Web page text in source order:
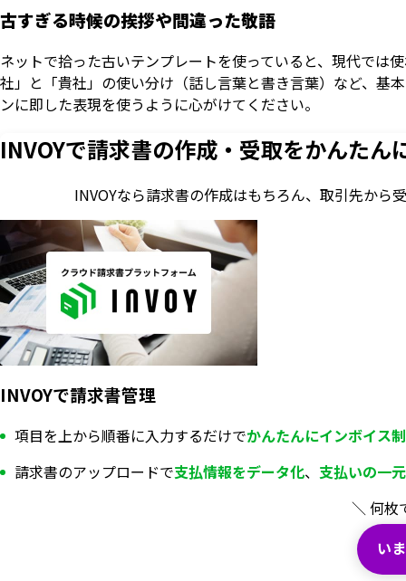
古すぎる時候の挨拶や間違った敬語
ネットで拾った古いテンプレートを使っていると、現代では
社」と「貴社」の使い分け（話し言葉と書き言葉）など、基
ンに即した表現を使うように心がけてください。
INVOYで請求書の作成・ 受取をかんたん
INVOYなら請求書の作成はもちろん、 取引先から
INVOYで請求書管理
項目を上から順番に入力するだけでかんたんにインボイス
請求書のアップロードで支払情報をデータ化、 支払いの一
＼ 何枚
い